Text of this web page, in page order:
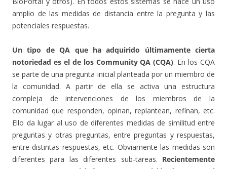
amplio de las medidas de distancia entre la pregunta y las
potenciales respuestas.
Un tipo de QA que ha adquirido últimamente cierta
notoriedad es el de los Community QA (CQA). En los CQA
se parte de una pregunta inicial planteada por un miembro de
la comunidad. A partir de ella se activa una estructura
compleja de intervenciones de los miembros de la
comunidad que responden, opinan, replantean, refinan, etc.
Ello da lugar al uso de diferentes medidas de similitud entre
preguntas y otras preguntas, entre preguntas y respuestas,
entre distintas respuestas, etc. Obviamente las medidas son
diferentes para las diferentes sub-tareas. Recientemente